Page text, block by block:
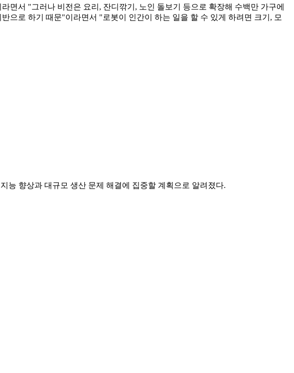
서 "그러나 비전은 요리, 잔디깎기, 노인 돌보기 등으로 확장해 수백만 가구에
으로 하기 때문"이라면서 "로봇이 인간이 하는 일을 할 수 있게 하려면 크기, 모
능 향상과 대규모 생산 문제 해결에 집중할 계획으로 알려졌다.